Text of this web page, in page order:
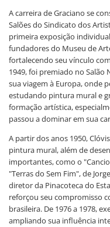
A carreira de Graciano se
Salões do Sindicato dos
primeira exposição
fundadores do Museu de
fortalecendo seu vínculo
1949, foi premiado no Salão
sua viagem à Europa, onde
estudando pintura mural e
formação artística,
passou a dominar em sua
A partir dos anos 1950,
pintura mural, além de
importantes, como o
"Terras do Sem Fim", de
diretor da Pinacoteca do
reforçou seu compromisso
brasileira. De 1976 a 1978,
ampliando sua influência